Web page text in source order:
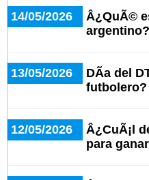
14/05/2026
Â¿QuÃ©
argentino?
13/05/2026
DÃ­a del
futbolero?
12/05/2026
Â¿CuÃ¡l
para